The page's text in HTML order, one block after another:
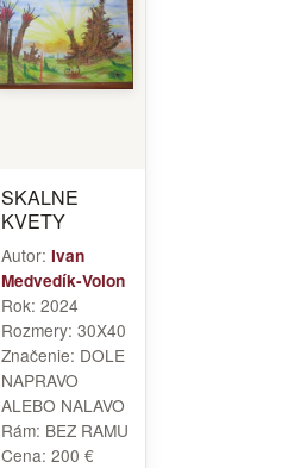
SKALNE
KVETY
Autor: Ivan
Medvedík-Volon
Rok: 2024
Rozmery: 30X40
Značenie: DOLE
NAPRAVO
ALEBO NALAVO
Rám: BEZ RAMU
Cena: 200 €